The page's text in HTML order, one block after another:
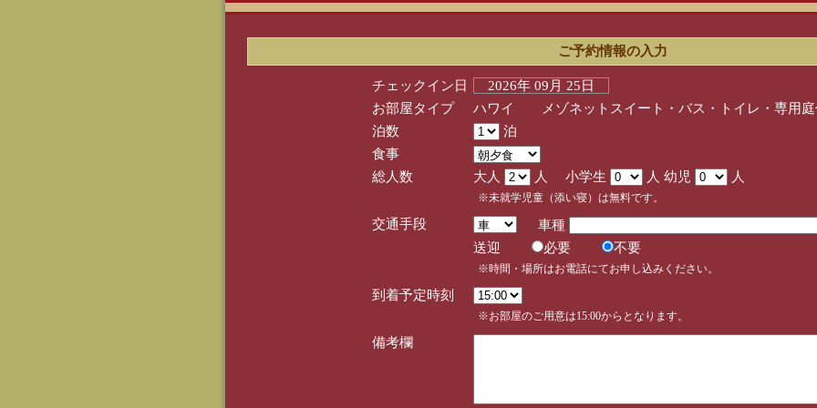
ご予約情報の入力
チェックイン日
2026年 09月 25日
お部屋タイプ
ハワイ メゾネットスイート・バス・トイレ・専用庭
泊数
泊
食事
総人数
大人 人 小学生 人 幼児 人
※未就学児童（添い寝）は無料です。
交通手段
車種
送迎
必要 不要
※時間・場所はお電話にてお申し込みください。
到着予定時刻
※お部屋のご用意は15:00からとなります。
備考欄